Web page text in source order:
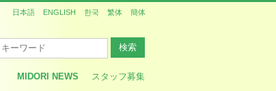
MIDORI NEWS
スタッフ募集
日本語 ENGLISH 한국 繁体 簡体